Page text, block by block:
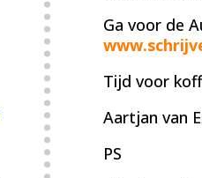
Ga voor de
Tijd voor
Aartjan van
PS